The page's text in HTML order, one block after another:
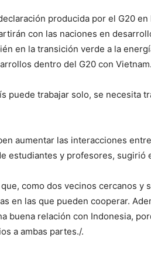
producida por el G20
con las naciones en
en la transición verde a la
dentro del G20 con
puede trabajar solo, se necesita
aumentar las interacciones
estudiantes y profesores, sugirió
como dos vecinos cercanos y
en las que pueden cooperar.
buena relación con Indonesia,
a ambas partes./.